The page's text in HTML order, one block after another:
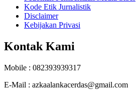
Kode Etik Jurnalistik
Disclaimer
Kebijakan Privasi
Kontak Kami
Mobile : 082393939317
E-Mail : azkaalankacerdas@gmail.com